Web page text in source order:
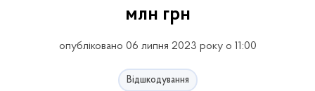
млн грн
опубліковано 06 липня 2023 року о 11:00
Відшкодування